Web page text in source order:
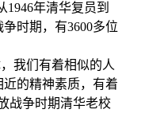
1946年清华复员到
时期，有3600多位
我们有着相似的人
的精神素质，有着
战争时期清华老校